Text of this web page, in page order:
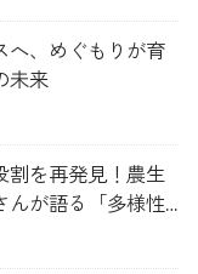
へ、めぐもりが育
未来
割を再発見！農生
んが語る「多様性